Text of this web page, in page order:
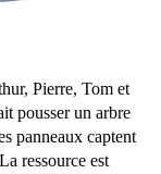
Pierre, Tom et
pousser un arbre
panneaux captent
ressource est